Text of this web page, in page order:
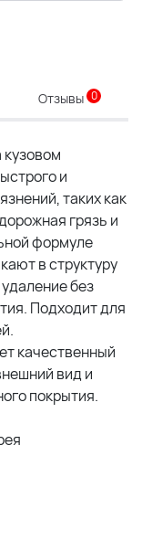
Отзывы 0
и
таких как
грязь и
формуле
в структуру
без
Подходит для
качественный
вид и
покрытия.